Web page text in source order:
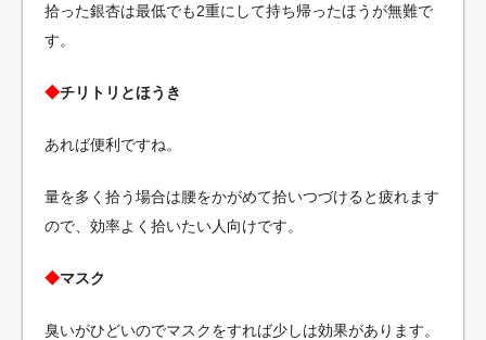
拾った銀杏は最低でも2重にして持ち帰ったほうが無難で
す。
◆チリトリとほうき
あれば便利ですね。
量を多く拾う場合は腰をかがめて拾いつづけると疲れます
ので、効率よく拾いたい人向けです。
◆マスク
臭いがひどいのでマスクをすれば少しは効果があります。